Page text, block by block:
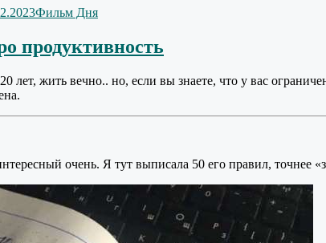
Фильм Дня
продуктивность
лет, жить вечно.. но, если вы знаете, что у вас
очень. Я тут выписала 50 его правил, точнее